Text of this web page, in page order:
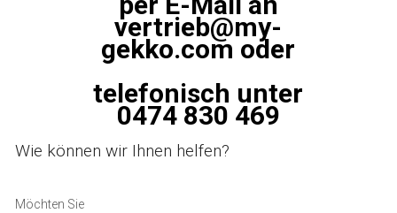
vertrieb@my-
gekko.com oder
telefonisch unter
0474 830 469
Wie können wir Ihnen helfen?
Möchten Sie